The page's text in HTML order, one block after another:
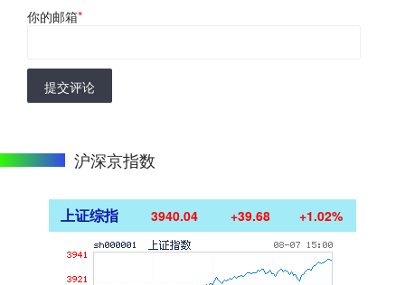
你的邮箱*
提交评论
沪深京指数
上证综指 3940.04 +39.68 +1.02%